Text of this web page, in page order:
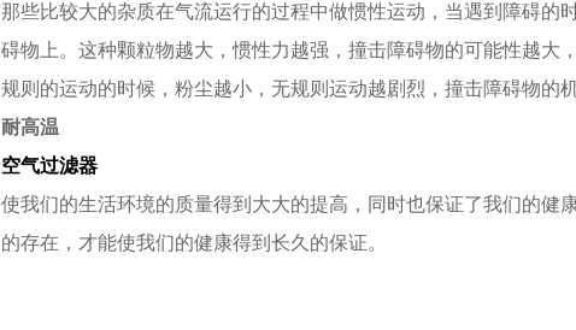
那些比较大的杂质在气流运行的过程中做惯性运动，当遇到障碍的
碍物上。这种颗粒物越大，惯性力越强，撞击障碍物的可能性越大
规则的运动的时候，粉尘越小，无规则运动越剧烈，撞击障碍物的
耐高温
空气过滤器
使我们的生活环境的质量得到大大的提高，同时也保证了我们的健
的存在，才能使我们的健康得到长久的保证。